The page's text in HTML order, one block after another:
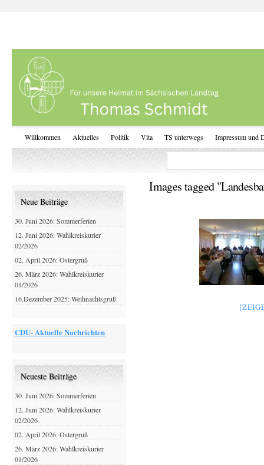
Willkommen Aktuelles Politik Vita TS unterwegs Impressum und
Images tagged
Neue Beiträge
30. Juni 2026: Sommerferien
12. Juni 2026: Wahlkreiskurier
02/2026
02. April 2026: Ostergruß
26. März 2026: Wahlkreiskurier
01/2026
16.Dezember 2025: Weihnachtsgruß
CDU- Aktuelle Nachrichten
Neueste Beiträge
30. Juni 2026: Sommerferien
12. Juni 2026: Wahlkreiskurier
02/2026
02. April 2026: Ostergruß
26. März 2026: Wahlkreiskurier
01/2026